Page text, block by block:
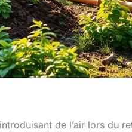
de l’air lors du